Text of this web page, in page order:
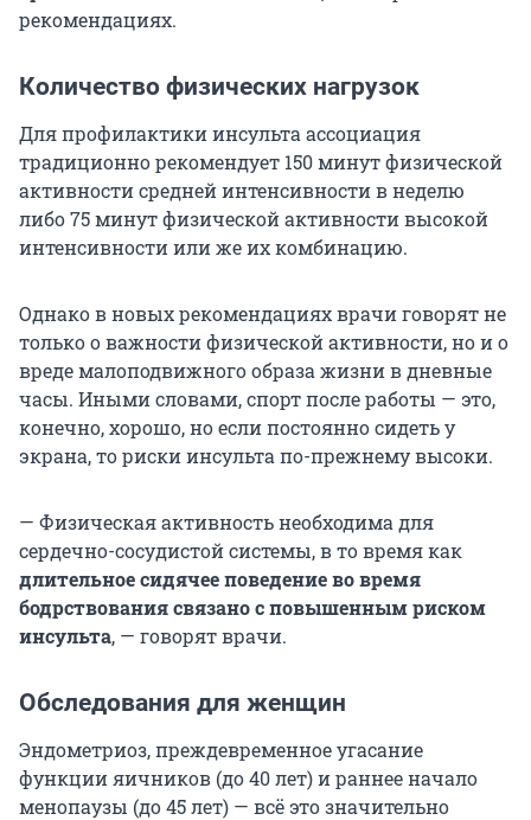
рекомендациях.
Количество физических нагрузок
Для профилактики инсульта ассоциация
традиционно рекомендует 150 минут физической
активности средней интенсивности в неделю
либо 75 минут физической активности высокой
интенсивности или же их комбинацию.
Однако в новых рекомендациях врачи говорят не
только о важности физической активности, но и о
вреде малоподвижного образа жизни в дневные
часы. Иными словами, спорт после работы — это,
конечно, хорошо, но если постоянно сидеть у
экрана, то риски инсульта по-прежнему высоки.
— Физическая активность необходима для
сердечно-сосудистой системы, в то время как
длительное сидячее поведение во время
бодрствования связано с повышенным риском
инсульта, — говорят врачи.
Обследования для женщин
Эндометриоз, преждевременное угасание
функции яичников (до 40 лет) и раннее начало
менопаузы (до 45 лет) — всё это значительно